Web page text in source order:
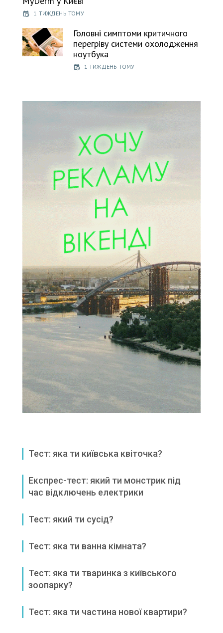
1 ТИЖДЕНЬ ТОМУ
Головні симптоми критичного
перегріву системи охолодження
ноутбука
1 ТИЖДЕНЬ ТОМУ
Тест: яка ти київська квіточка?
Експрес-тест: який ти монстрик під
час відключень електрики
Тест: який ти сусід?
Тест: яка ти ванна кімната?
Тест: яка ти тваринка з київського
зоопарку?
Тест: яка ти частина нової квартири?